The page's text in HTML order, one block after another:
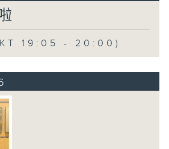
19:05 - 20:00)